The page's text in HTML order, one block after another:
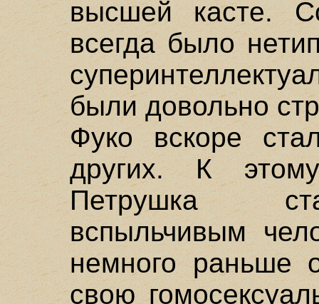
высшей касте.
всегда было
были довольно
Фуко вскоре
других. К
Петрушка
вспыльчивым
немного раньше
свою